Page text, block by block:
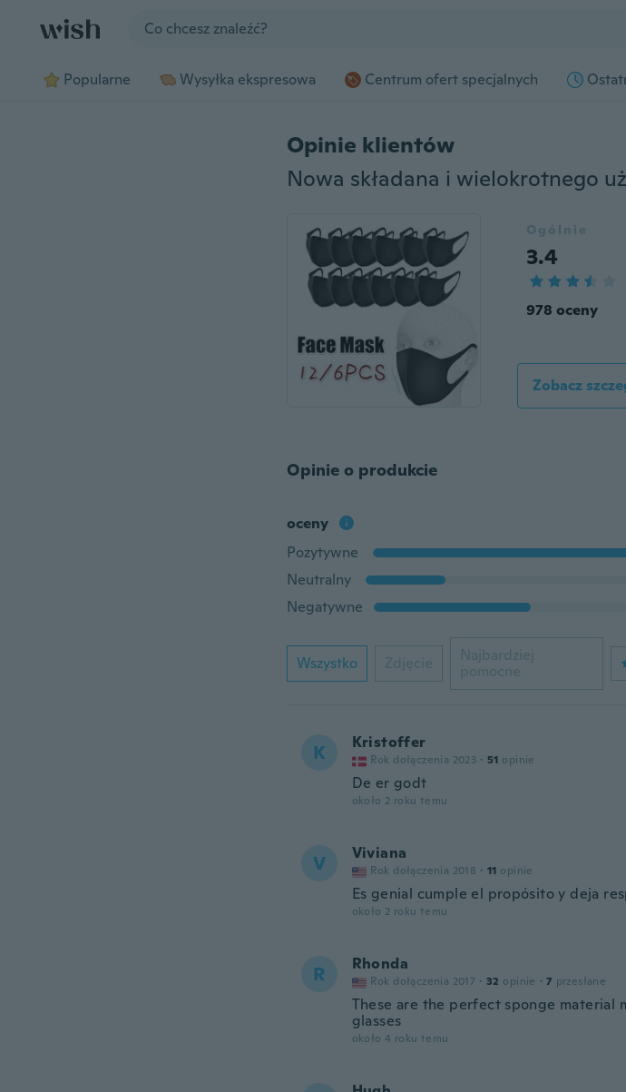
Popularne Wysyłka ekspresowa Centrum ofert specjalnych
Opinie klientów
Ogólnie
3.4
978 oceny
Zobacz
Opinie o produkcie
oceny
Pozytywne
Neutralny
Negatywne
Wszystko Zdjęcie
Najbardziej
pomocne
K Kristoffer
Rok dołączenia 2023 · 51 opinie
De er godt
około 2 roku temu
V Viviana
Rok dołączenia 2018 · 11 opinie
Es genial cumple el propósito y deja
około 2 roku temu
R Rhonda
Rok dołączenia 2017 · 32 opinie · 7 przesłane
These are the perfect sponge material
glasses
około 4 roku temu